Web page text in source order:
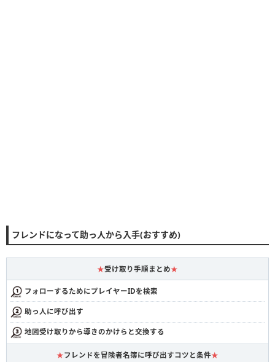
フレンドになって助っ人から入手(おすすめ)
★受け取り手順まとめ★
フォローするためにプレイヤーIDを検索
助っ人に呼び出す
地図受け取りから導きのかけらと交換する
★フレンドを冒険者名簿に呼び出すコツと条件★